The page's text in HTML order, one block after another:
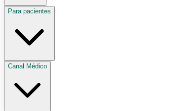
Para pacientes
Canal Médico